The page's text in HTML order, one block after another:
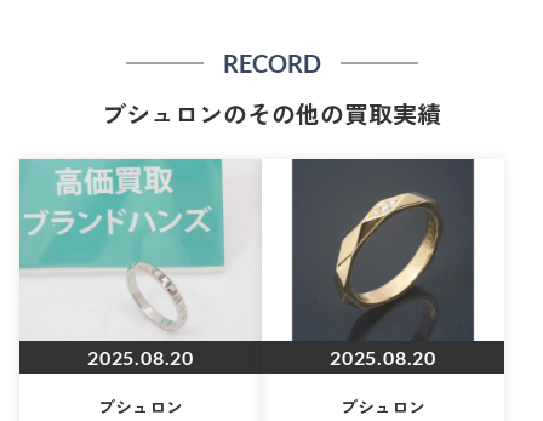
RECORD
ブシュロンのその他の買取実績
2025.08.20
ブシュロン
2025.08.20
ブシュロン